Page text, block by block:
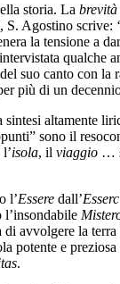
storia. La
, S. Agostino scrive:
la tensione a
qualche
suo canto con la
più di un
altamente
sono il
l’isola, il viaggio …
l’Essere dall’
l’insondabile
avvolgere la
potente e
.